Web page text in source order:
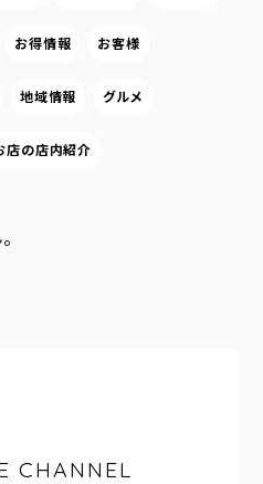
お得情報 お客様
地域情報 グルメ
店の店内紹介
CHANNEL